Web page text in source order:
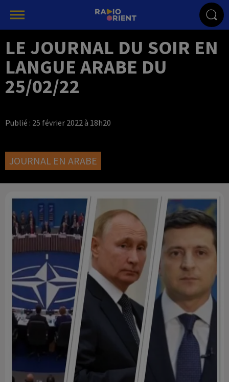
LE JOURNAL DU SOIR EN
LANGUE ARABE DU
25/02/22
Publié : 25 février 2022 à 18h20
JOURNAL EN ARABE